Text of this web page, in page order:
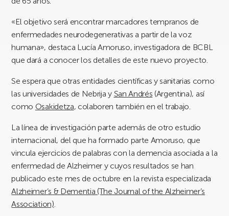
«El objetivo será encontrar marcadores tempranos de
enfermedades neurodegenerativas a partir de la voz
humana», destaca Lucía Amoruso, investigadora de BCBL
que dará a conocer los detalles de este nuevo proyecto.
Se espera que otras entidades científicas y sanitarias como
las universidades de Nebrija y San Andrés (Argentina), así
como Osakidetza, colaboren también en el trabajo.
La línea de investigación parte además de otro estudio
internacional, del que ha formado parte Amoruso, que
vincula ejercicios de palabras con la demencia asociada a la
enfermedad de Alzheimer y cuyos resultados se han
publicado este mes de octubre en la revista especializada
Alzheimer’s & Dementia (The Journal of the Alzheimer’s
Association).